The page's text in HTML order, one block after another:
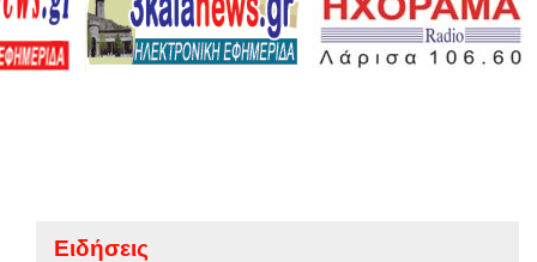
Ειδήσεις